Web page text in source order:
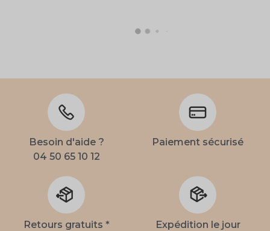
Besoin d'aide ?
04 50 65 10 12
Paiement sécurisé
Retours gratuits *
Expédition le jour